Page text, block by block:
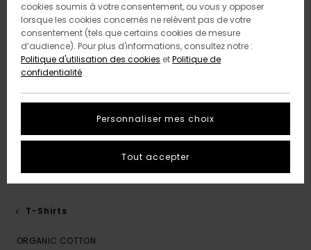
T-Shirts
ORGANIC COTTON
cookies soumis à votre consentement, ou vous y opposer
lorsque les cookies concernés ne relèvent pas de votre
consentement (tels que certains cookies de mesure
d’audience). Pour plus d'informations, consultez notre :
Politique d'utilisation des cookies etPolitique de
confidentialité
Personnaliser mes choix
Tout accepter